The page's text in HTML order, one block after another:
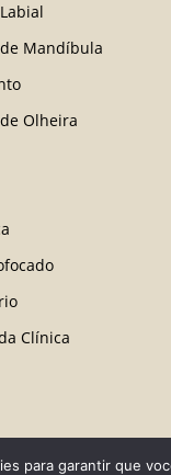
Mandíbula
Olheira
Clínica
para garantir que